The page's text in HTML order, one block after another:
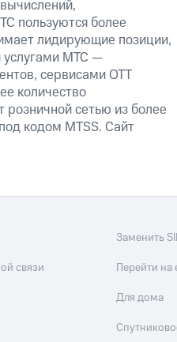
пользуются более
лидирующие позиции,
услугами МТС —
сервисами OTT
количество
сетью из более
кодом MTSS. Сайт
связи
Заменить
Перейти на
Для дома